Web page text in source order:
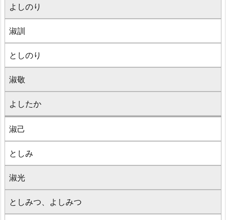
よしのり
淑訓
としのり
淑敬
よしたか
淑己
としみ
淑光
としみつ、よしみつ